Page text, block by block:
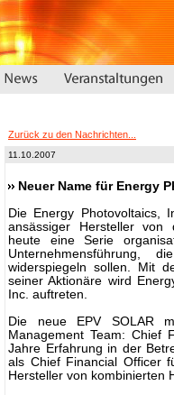
Zurück zu den Nachrichten...
11.10.2007
Neuer Name für Energy
Die Energy Photovoltaics,
ansässiger Hersteller von
heute eine Serie
Unternehmensführung,
widerspiegeln sollen. Mit
seiner Aktionäre wird
Inc. auftreten.
Die neue EPV SOLAR
Management Team: Chief
Jahre Erfahrung in der
als Chief Financial Officer
Hersteller von kombinierten